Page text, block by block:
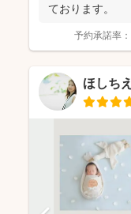
ております。
予約承諾率：
ほしちえ